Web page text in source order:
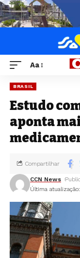
Aa
BRASIL
Estudo
aponta
Última
CCN News
Compartilhar